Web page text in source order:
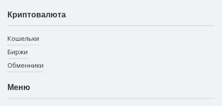
Криптовалюта
Кошельки
Биржи
Обменники
Меню